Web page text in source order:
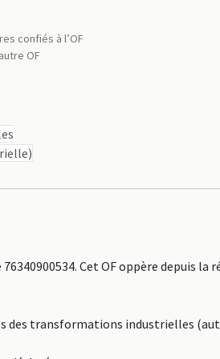
confiés à l’OF
OF
Cet OF oppère depuis la
des transformations industrielles